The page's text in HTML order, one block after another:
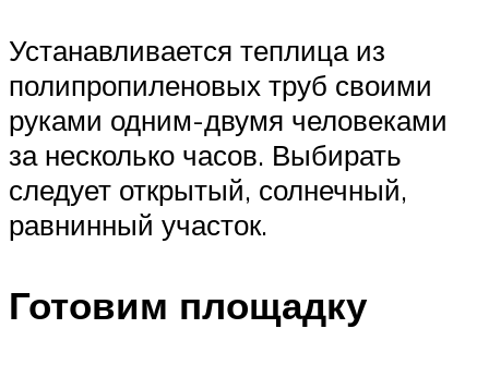
Устанавливается теплица из
полипропиленовых труб своими
руками одним-двумя человеками
за несколько часов. Выбирать
следует открытый, солнечный,
равнинный участок.
Готовим площадку